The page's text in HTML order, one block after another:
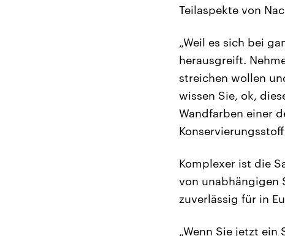
Teilaspekte von
„Weil es sich bei
herausgreift.
streichen wollen
wissen Sie, ok,
Wandfarben einer
Komplexer ist die
von unabhängigen
zuverlässig für in
„Wenn Sie jetzt